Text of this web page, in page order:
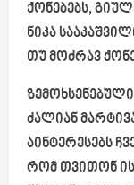
ქონებებს,
ნიკა
თუ მოძრავ
ძალიან
აინტერესებს
რომ თვითონ